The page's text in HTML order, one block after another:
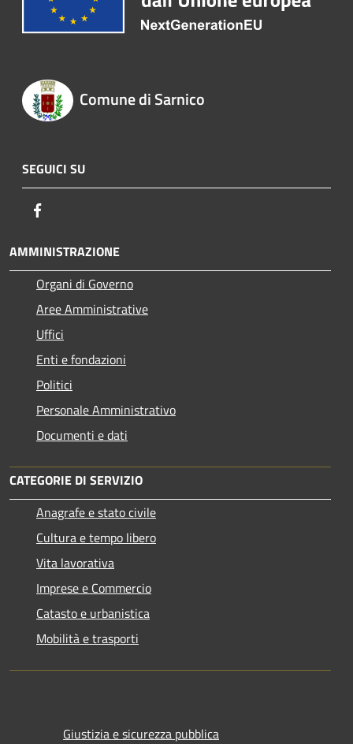
Comune di Sarnico
SEGUICI SU
AMMINISTRAZIONE
Organi di Governo
Aree Amministrative
Uffici
Enti e fondazioni
Politici
Personale Amministrativo
Documenti e dati
CATEGORIE DI SERVIZIO
Anagrafe e stato civile
Cultura e tempo libero
Vita lavorativa
Imprese e Commercio
Catasto e urbanistica
Mobilità e trasporti
Giustizia e sicurezza pubblica